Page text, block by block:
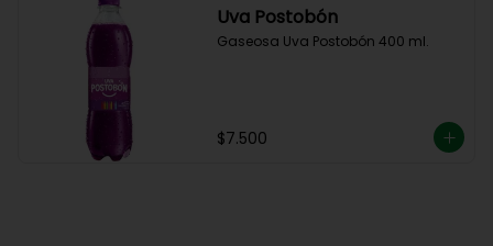
Uva Postobón
Gaseosa Uva Postobón 400 ml.
$7.500